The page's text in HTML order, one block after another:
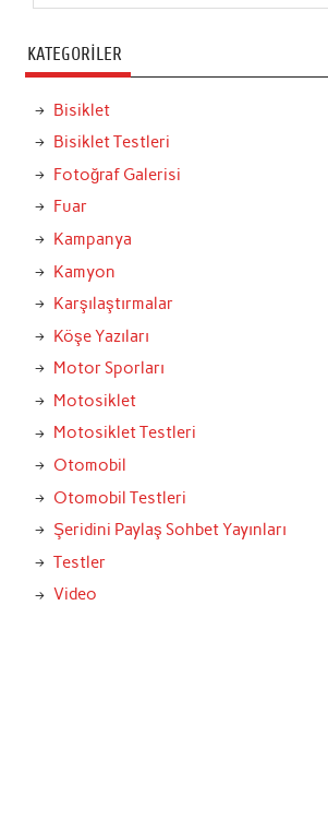
KATEGORILER
Bisiklet
Bisiklet Testleri
Fotoğraf Galerisi
Fuar
Kampanya
Kamyon
Karşılaştırmalar
Köşe Yazıları
Motor Sporları
Motosiklet
Motosiklet Testleri
Otomobil
Otomobil Testleri
Şeridini Paylaş Sohbet Yayınları
Testler
Video